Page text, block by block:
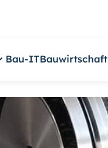
Bau-ITBauwirtschaft